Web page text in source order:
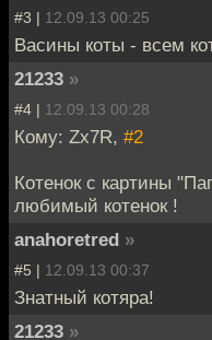
#3 | 12.09.13 00:25
Васины коты - всем
21233 »
#4 | 12.09.13 00:28
Кому: Zx7R, #2
Котенок с картины
любимый котенок !
anahoretred »
#5 | 12.09.13 00:37
Знатный котяра!
21233 »